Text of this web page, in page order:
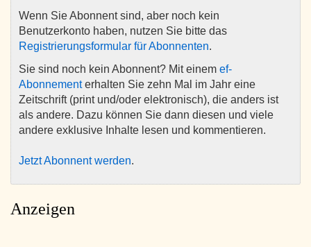
Wenn Sie Abonnent sind, aber noch kein
Benutzerkonto haben, nutzen Sie bitte das
Registrierungsformular für Abonnenten.
Sie sind noch kein Abonnent? Mit einem ef-
Abonnementerhalten Sie zehn Mal im Jahr eine
Zeitschrift (print und/oder elektronisch), die anders ist
als andere. Dazu können Sie dann diesen und viele
andere exklusive Inhalte lesen und kommentieren.
Jetzt Abonnent werden.
Anzeigen